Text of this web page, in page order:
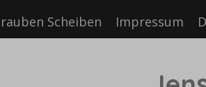
Scheiben
Impressum